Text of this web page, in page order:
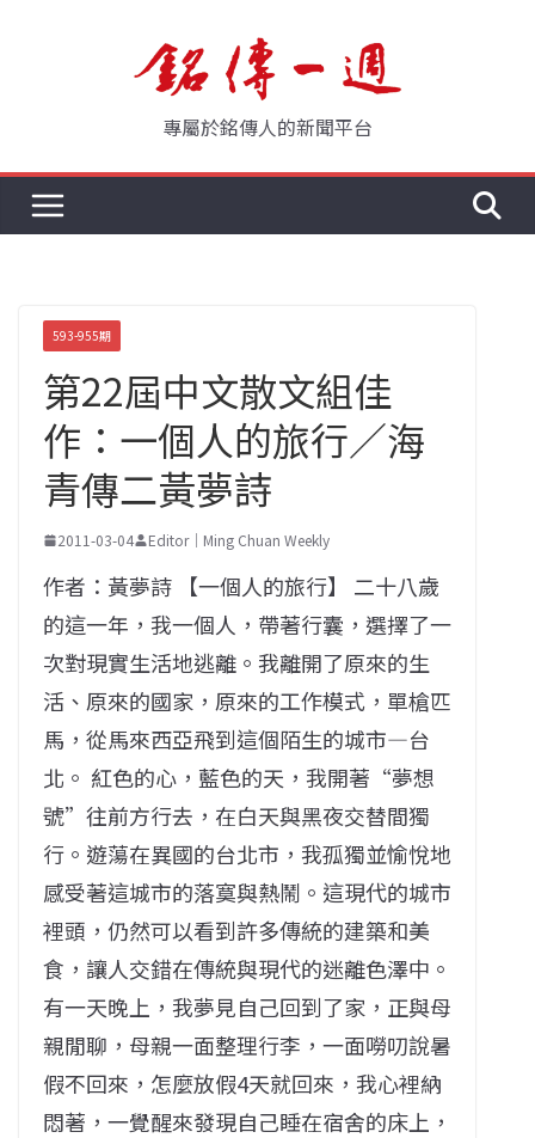
專屬於銘傳人的新聞平台
593-955期
第22屆中文散文組佳
作：一個人的旅行／海
青傳二黃夢詩
2011-03-04 Editor｜Ming Chuan Weekly
作者：黃夢詩 【一個人的旅行】 二十八歲
的這一年，我一個人，帶著行囊，選擇了一
次對現實生活地逃離。我離開了原來的生
活、原來的國家，原來的工作模式，單槍匹
馬，從馬來西亞飛到這個陌生的城市—台
北。 紅色的心，藍色的天，我開著“夢想
號”往前方行去，在白天與黑夜交替間獨
行。遊蕩在異國的台北市，我孤獨並愉悅地
感受著這城市的落寞與熱鬧。這現代的城市
裡頭，仍然可以看到許多傳統的建築和美
食，讓人交錯在傳統與現代的迷離色澤中。
有一天晚上，我夢見自己回到了家，正與母
親閒聊，母親一面整理行李，一面嘮叨說暑
假不回來，怎麼放假4天就回來，我心裡納
悶著，一覺醒來發現自己睡在宿舍的床上，